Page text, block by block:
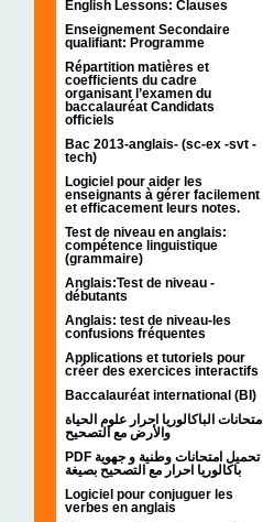
English Lessons: Clauses
Enseignement Secondaire
qualifiant: Programme
Répartition matières et
coefficients du cadre
organisant l’examen du
baccalauréat Candidats
officiels
Bac 2013-anglais- (sc-ex -svt -
tech)
Logiciel pour aider les
enseignants à gérer facilement
et efficacement leurs notes.
Test de niveau en anglais:
compétence linguistique
(grammaire)
Anglais:Test de niveau -
débutants
Anglais: test de niveau-les
confusions fréquentes
Applications et tutoriels pour
créer des exercices interactifs
Baccalauréat international (BI)
امتحانات الباكالوريا احرار علوم الحياة
والأرض مع التصحيح
PDF تحميل امتحانات وطنية و جهوية
باكالوريا احرار مع التصحيح بصيغة
Logiciel pour conjuguer les
verbes en anglais